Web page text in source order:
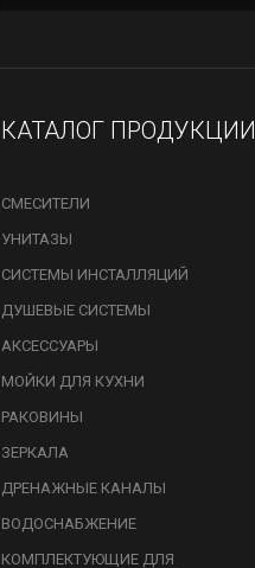
КАТАЛОГ ПРОДУКЦИИ
СМЕСИТЕЛИ
УНИТАЗЫ
СИСТЕМЫ ИНСТАЛЛЯЦИЙ
ДУШЕВЫЕ СИСТЕМЫ
АКСЕССУАРЫ
МОЙКИ ДЛЯ КУХНИ
РАКОВИНЫ
ЗЕРКАЛА
ДРЕНАЖНЫЕ КАНАЛЫ
ВОДОСНАБЖЕНИЕ
КОМПЛЕКТУЮЩИЕ ДЛЯ